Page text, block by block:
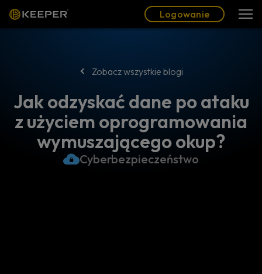
Logowanie
Zobacz wszystkie blogi
Jak odzyskać dane po ataku
z użyciem oprogramowania
wymuszającego okup?
Cyberbezpieczeństwo